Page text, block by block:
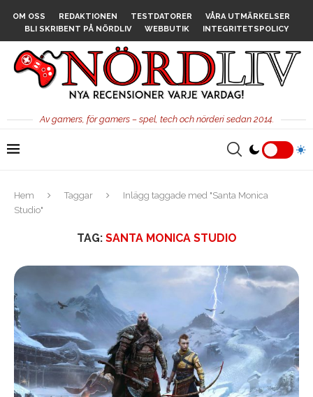
OM OSS REDAKTIONEN TESTDATORER
VÅRA UTMÄRKELSER
BLI SKRIBENT PÅ NÖRDLIV
WEBBUTIK INTEGRITETSPOLICY
Av gamers, för gamers – spel, tech och nörderi sedan 2014.
Hem Taggar
Inlägg taggade med "Santa Monica
Studio"
TAG: SANTA MONICA STUDIO